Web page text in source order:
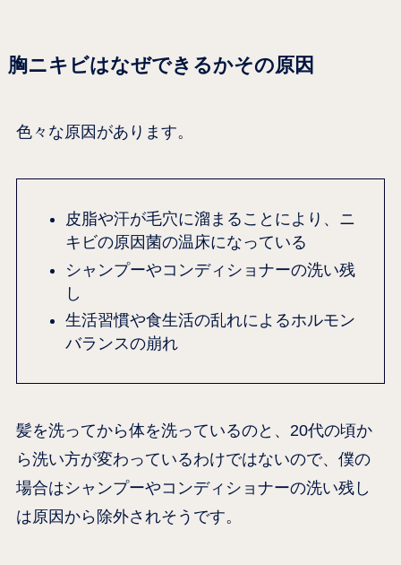
胸ニキビはなぜできるかその原因
色々な原因があります。
皮脂や汗が毛穴に溜まることにより、ニ
キビの原因菌の温床になっている
シャンプーやコンディショナーの洗い残
し
生活習慣や食生活の乱れによるホルモン
バランスの崩れ
髪を洗ってから体を洗っているのと、20代の頃か
ら洗い方が変わっているわけではないので、僕の
場合はシャンプーやコンディショナーの洗い残し
は原因から除外されそうです。